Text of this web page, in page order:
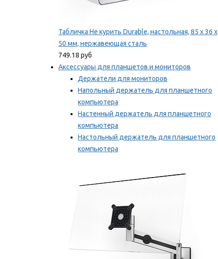
Табличка Не курить Durable, настольная, 85 x 36 x
50 мм, нержавеющая сталь
749.18 руб
Аксессуары для планшетов и мониторов
Держатели для мониторов
Напольный держатель для планшетного
компьютера
Настенный держатель для планшетного
компьютера
Настольный держатель для планшетного
компьютера